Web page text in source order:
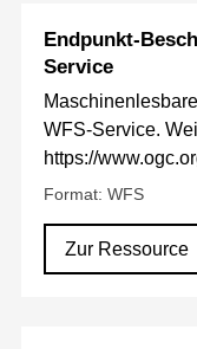
Endpunkt-
Service
WFS-Service.
https://
Format: WFS
Zur Ressource